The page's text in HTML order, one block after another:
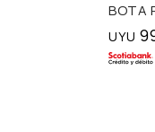
BOTA
UYU